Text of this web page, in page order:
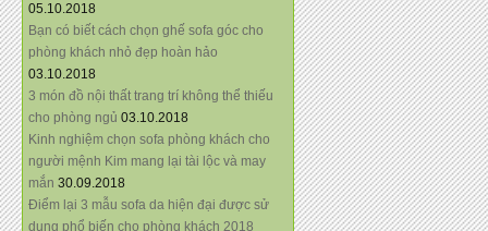
05.10.2018
Bạn có biết cách chọn ghế sofa góc cho
phòng khách nhỏ đẹp hoàn hảo
03.10.2018
3 món đồ nội thất trang trí không thể thiếu
cho phòng ngủ 03.10.2018
Kinh nghiệm chọn sofa phòng khách cho
người mệnh Kim mang lại tài lộc và may
mắn 30.09.2018
Điểm lại 3 mẫu sofa da hiện đại được sử
dụng phổ biến cho phòng khách 2018